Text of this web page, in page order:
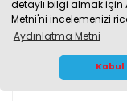
detaylı bilgi almak için
Metni'ni incelemenizi
Aydınlatma Metni
Kabul
WHATSAPP